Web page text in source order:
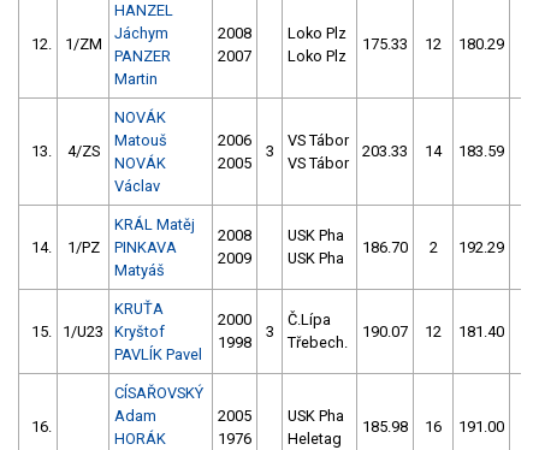
12. 1/ZM
HANZEL
Jáchym
PANZER
Martin
2008
2007
Loko Plz
Loko Plz
175.33 12 180.29
13. 4/ZS
NOVÁK
Matouš
NOVÁK
Václav
2006
2005
3
VS Tábor
VS Tábor
203.33 14 183.59
14. 1/PZ
KRÁL Matěj
PINKAVA
Matyáš
2008
2009
USK Pha
USK Pha
186.70 2 192.29
15. 1/U23
KRUŤA
Kryštof
PAVLÍK Pavel
2000
1998
3
Č.Lípa
Třebech.
190.07 12 181.40
16.
CÍSAŘOVSKÝ
Adam
HORÁK
2005
1976
USK Pha
Heletag
185.98 16 191.00